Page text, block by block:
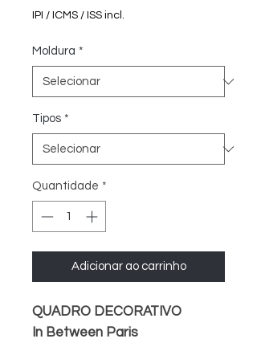
IPI / ICMS / ISS incl.
Moldura *
Tipos *
Quantidade *
Adicionar ao carrinho
QUADRO DECORATIVO
In Between Paris